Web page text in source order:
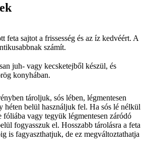
feta sajtot a frissesség és az íz kedvéért. A
számít.
juh- vagy kecsketejből készül, és
konyhában.
tároljuk, sós lében, légmentesen
héten belül használjuk fel. Ha sós lé nélkül
vagy tegyük légmentesen záródó
fogyasszuk el. Hosszabb tárolásra a feta
is fagyaszthatjuk, de ez megváltoztathatja